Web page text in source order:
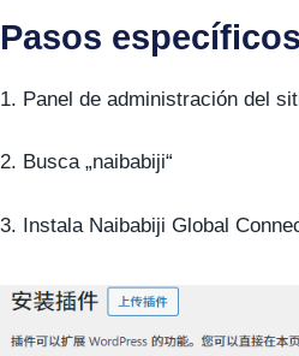
Pasos
1. Panel de administración del
2. Busca „naibabiji“
3. Instala Naibabiji Global